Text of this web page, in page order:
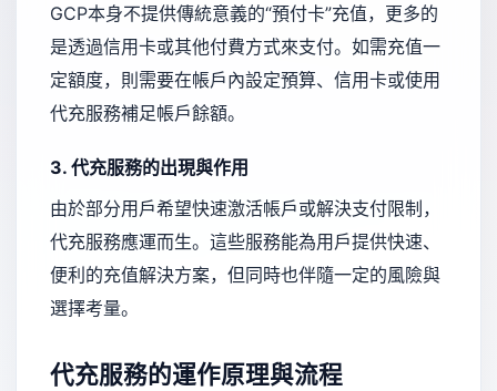
GCP本身不提供傳統意義的“預付卡”充值，更多的
是透過信用卡或其他付費方式來支付。如需充值一
定額度，則需要在帳戶內設定預算、信用卡或使用
代充服務補足帳戶餘額。
3. 代充服務的出現與作用
由於部分用戶希望快速激活帳戶或解決支付限制，
代充服務應運而生。這些服務能為用戶提供快速、
便利的充值解決方案，但同時也伴隨一定的風險與
選擇考量。
代充服務的運作原理與流程